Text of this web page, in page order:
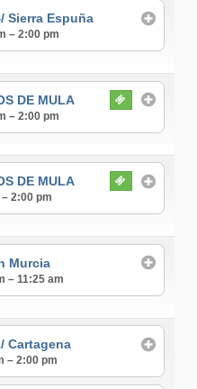
Sierra Espuña
– 2:00 pm
DE MULA
– 2:00 pm
DE MULA
2:00 pm
Murcia
– 11:25 am
Cartagena
– 2:00 pm